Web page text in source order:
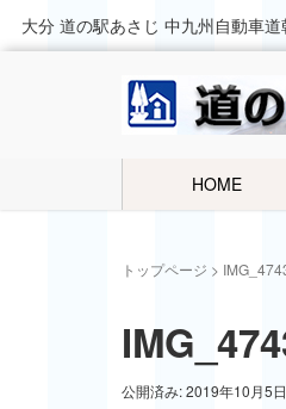
大分 道の駅あさじ 中九州自動車
HOME
トップページ >
公開済み: 2019年10月5日